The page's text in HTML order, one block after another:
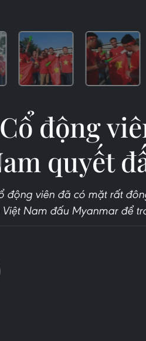
động
quyết
động viên đã có mặt rất
Nam đấu Myanmar để